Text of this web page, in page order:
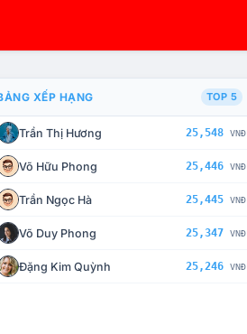
CHẾ TÀI XỬ LÝ VI PHẠM
XẾP HẠNG TOP 5
Trần Thị Hương 25,548 VNĐ
Võ Hữu Phong 25,446 VNĐ
Trần Ngọc Hà 25,445 VNĐ
Võ Duy Phong 25,347 VNĐ
Đặng Kim Quỳnh 25,246 VNĐ